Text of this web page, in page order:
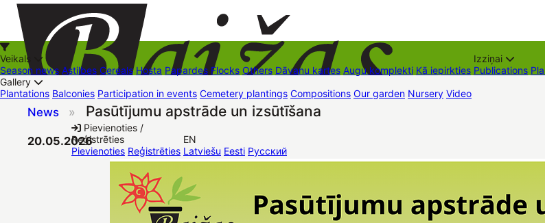
+37126545879 baizas@baizas.lv
Pievienoties /
Reģistrēties
Pievienoties Reģistrēties
EN
Latviešu Eesti Русский
Veikals
Season news Astilbes Cereals Hosta Papardes Flocks Others Dāvanu kartes Augu komplekti Kā iepirkties
Izziņai
Publications
Gallery
Plantations Balconies Participation in events Cemetery plantings Compositions Our garden Nursery Video
News » Pasūtījumu apstrāde un izsūtīšana
20.05.2026